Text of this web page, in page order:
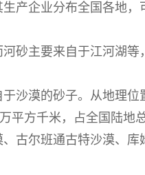
产企业分布全国各地，
砂主要来自于江河湖
沙漠的砂子。从地理
平方千米，占全国陆地
古尔班通古特沙漠、